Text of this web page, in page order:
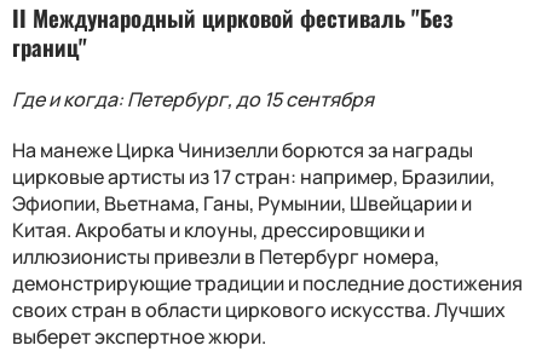
II Международный цирковой фестиваль "Без
границ"
Где и когда: Петербург, до 15 сентября
На манеже Цирка Чинизелли борются за награды
цирковые артисты из 17 стран: например, Бразилии,
Эфиопии, Вьетнама, Ганы, Румынии, Швейцарии и
Китая. Акробаты и клоуны, дрессировщики и
иллюзионисты привезли в Петербург номера,
демонстрирующие традиции и последние достижения
своих стран в области циркового искусства. Лучших
выберет экспертное жюри.